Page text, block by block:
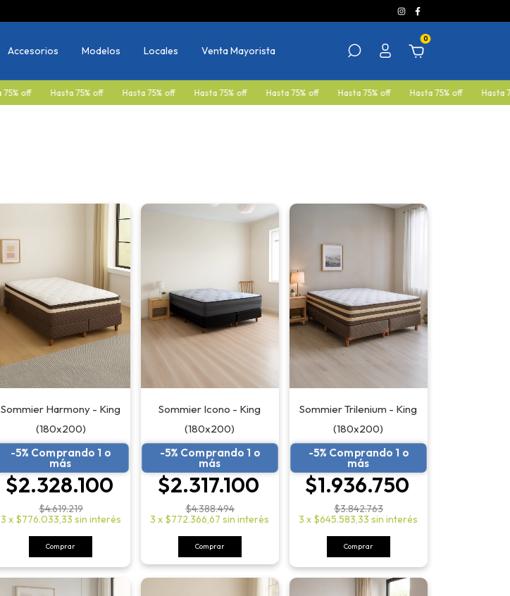
Accesorios Modelos Locales Venta Mayorista
0
Hasta 75% off Hasta 75% off Hasta 75% off Hasta 75% off Hasta 75% off Hasta 75% off Hasta 75% off
Sommier Harmony - King
(180x200)
-5% Comprando 1 o
más
$2.328.100
$4.619.219
3 x $776.033,33 sin interés
Sommier Icono - King
(180x200)
-5% Comprando 1 o
más
$2.317.100
$4.388.494
3 x $772.366,67 sin interés
Comprar
Sommier Trilenium - King
(180x200)
-5% Comprando 1 o
más
$1.936.750
$3.842.763
3 x $645.583,33 sin interés